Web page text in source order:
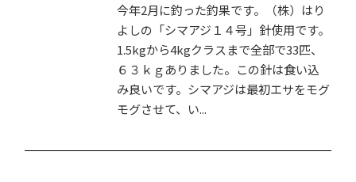
今年2月に釣った釣果です。（株）はり
よしの「シマアジ１４号」針使用です。
1.5kgから4kgクラスまで全部で33匹、
６３ｋｇありました。この針は食い込
み良いです。シマアジは最初エサをモグ
モグさせて、い...